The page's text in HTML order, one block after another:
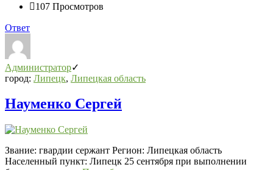
107 Просмотров
Ответ
Администратор
город: Липецк, Липецкая область
Науменко Сергей
Звание: гвардии сержант Регион: Липецкая область
Населенный пункт: Липецк 25 сентября при выполнении